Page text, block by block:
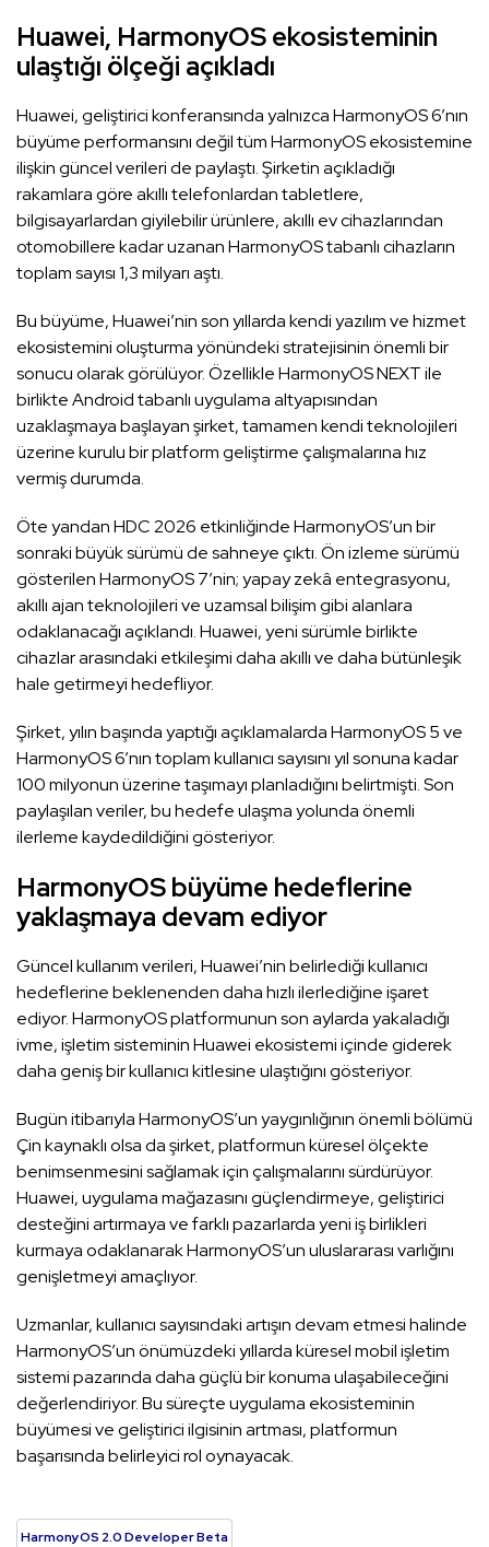
Huawei, HarmonyOS ekosisteminin
ulaştığı ölçeği açıkladı
Huawei, geliştirici konferansında yalnızca HarmonyOS 6’nın
büyüme performansını değil tüm HarmonyOS ekosistemine
ilişkin güncel verileri de paylaştı. Şirketin açıkladığı
rakamlara göre akıllı telefonlardan tabletlere,
bilgisayarlardan giyilebilir ürünlere, akıllı ev cihazlarından
otomobillere kadar uzanan HarmonyOS tabanlı cihazların
toplam sayısı 1,3 milyarı aştı.
Bu büyüme, Huawei’nin son yıllarda kendi yazılım ve hizmet
ekosistemini oluşturma yönündeki stratejisinin önemli bir
sonucu olarak görülüyor. Özellikle HarmonyOS NEXT ile
birlikte Android tabanlı uygulama altyapısından
uzaklaşmaya başlayan şirket, tamamen kendi teknolojileri
üzerine kurulu bir platform geliştirme çalışmalarına hız
vermiş durumda.
Öte yandan HDC 2026 etkinliğinde HarmonyOS’un bir
sonraki büyük sürümü de sahneye çıktı. Ön izleme sürümü
gösterilen HarmonyOS 7’nin; yapay zekâ entegrasyonu,
akıllı ajan teknolojileri ve uzamsal bilişim gibi alanlara
odaklanacağı açıklandı. Huawei, yeni sürümle birlikte
cihazlar arasındaki etkileşimi daha akıllı ve daha bütünleşik
hale getirmeyi hedefliyor.
Şirket, yılın başında yaptığı açıklamalarda HarmonyOS 5 ve
HarmonyOS 6’nın toplam kullanıcı sayısını yıl sonuna kadar
100 milyonun üzerine taşımayı planladığını belirtmişti. Son
paylaşılan veriler, bu hedefe ulaşma yolunda önemli
ilerleme kaydedildiğini gösteriyor.
HarmonyOS büyüme hedeflerine
yaklaşmaya devam ediyor
Güncel kullanım verileri, Huawei’nin belirlediği kullanıcı
hedeflerine beklenenden daha hızlı ilerlediğine işaret
ediyor. HarmonyOS platformunun son aylarda yakaladığı
ivme, işletim sisteminin Huawei ekosistemi içinde giderek
daha geniş bir kullanıcı kitlesine ulaştığını gösteriyor.
Bugün itibarıyla HarmonyOS’un yaygınlığının önemli bölümü
Çin kaynaklı olsa da şirket, platformun küresel ölçekte
benimsenmesini sağlamak için çalışmalarını sürdürüyor.
Huawei, uygulama mağazasını güçlendirmeye, geliştirici
desteğini artırmaya ve farklı pazarlarda yeni iş birlikleri
kurmaya odaklanarak HarmonyOS’un uluslararası varlığını
genişletmeyi amaçlıyor.
Uzmanlar, kullanıcı sayısındaki artışın devam etmesi halinde
HarmonyOS’un önümüzdeki yıllarda küresel mobil işletim
sistemi pazarında daha güçlü bir konuma ulaşabileceğini
değerlendiriyor. Bu süreçte uygulama ekosisteminin
büyümesi ve geliştirici ilgisinin artması, platformun
başarısında belirleyici rol oynayacak.
HarmonyOS 2.0 Developer Beta